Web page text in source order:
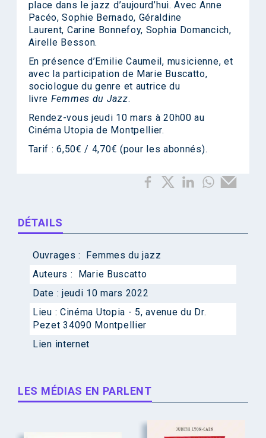
place dans le jazz d’aujourd’hui. Avec Anne
Pacéo, Sophie Bernado, Géraldine
Laurent, Carine Bonnefoy, Sophia Domancich,
Airelle Besson.
En présence d’Emilie Caumeil, musicienne, et
avec la participation de Marie Buscatto,
sociologue du genre et autrice du
livre Femmes du Jazz.
Rendez-vous jeudi 10 mars à 20h00 au
Cinéma Utopia de Montpellier.
Tarif : 6,50€ / 4,70€ (pour les abonnés).
DÉTAILS
Ouvrages :
Femmes du jazz
Auteurs :
Marie Buscatto
Date : jeudi 10 mars 2022
Lieu : Cinéma Utopia - 5, avenue du Dr.
Pezet 34090 Montpellier
Lien internet
LES MÉDIAS EN PARLENT